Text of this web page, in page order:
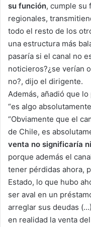
su función, cumple su
regionales,
todo el resto de los
una estructura más
pasaría si el canal no
noticieros?¿se verían
no?, dijo el dirigente.
Además, añadió que
“es algo
“Obviamente que el
de Chile, es
venta no significaría
porque además el
tener pérdidas ahora,
Estado, lo que hubo
ser aval en un
arreglar sus deudas
en realidad la venta